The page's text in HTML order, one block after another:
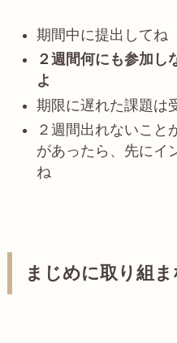
期間中に提出してね
２週間何にも参加し
よ
期限に遅れた課題は
２週間出れないこと
があったら、先にイ
ね
まじめに取り組